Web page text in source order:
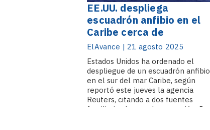
EE.UU. despliega
escuadrón anfibio en el
Caribe cerca de
Venezuela
ElAvance | 21 agosto 2025
Estados Unidos ha ordenado el
despliegue de un escuadrón anfibio
en el sur del mar Caribe, según
reportó este jueves la agencia
Reuters, citando a dos fuentes
familiarizadas con la operación. De